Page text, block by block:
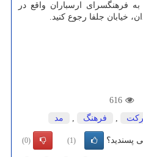
فرهنگسرای ارسباران واقع در
خیابان جلفا رجوع کنید.
616
فرهنگ مد
پسندید؟ (1)
(0)